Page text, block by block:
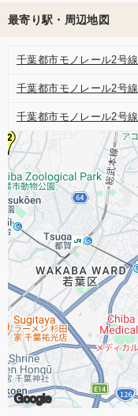
最寄り駅・周辺地図
千葉都市モノレール2号線
千葉都市モノレール2号線
千葉都市モノレール2号線
2
Google